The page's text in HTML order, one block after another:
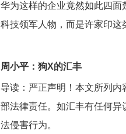
华为这样的企业竟然如此四
科技领军人物，而是许家印这
周小平：狗X的汇丰
导读：严正声明！本文所列
部法律责任。如汇丰有任何
法侵害行为。